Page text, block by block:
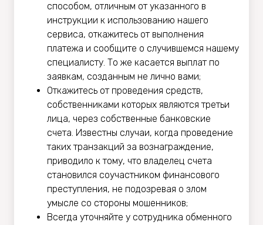
способом, отличным от указанного в
инструкции к использованию нашего
сервиса, откажитесь от выполнения
платежа и сообщите о случившемся нашему
специалисту. То же касается выплат по
заявкам, созданным не лично вами;
Откажитесь от проведения средств,
собственниками которых являются третьи
лица, через собственные банковские
счета. Известны случаи, когда проведение
таких транзакций за вознаграждение,
приводило к тому, что владелец счета
становился соучастником финансового
преступления, не подозревая о злом
умысле со стороны мошенников;
Всегда уточняйте у сотрудника обменного